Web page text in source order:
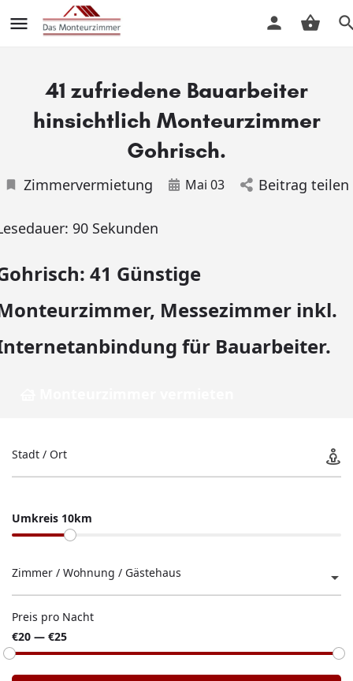
41 zufriedene Bauarbeiter
hinsichtlich Monteurzimmer
Gohrisch.
Zimmervermietung Mai 03 Beitrag teilen
90 Sekunden
41 Günstige
Messezimmer inkl.
für Bauarbeiter.
Stadt / Ort
Umkreis 10km
Zimmer / Wohnung / Gästehaus
Preis pro Nacht
€20 — €25